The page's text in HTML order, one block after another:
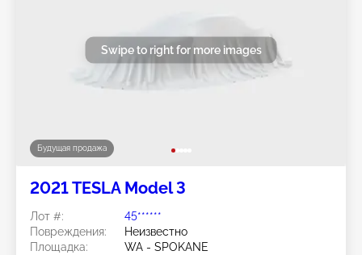
Будущая продажа
Swipe to right for more images
2021 TESLA Model 3
Лот #:
45******
Повреждения:
Неизвестно
Площадка:
WA - SPOKANE